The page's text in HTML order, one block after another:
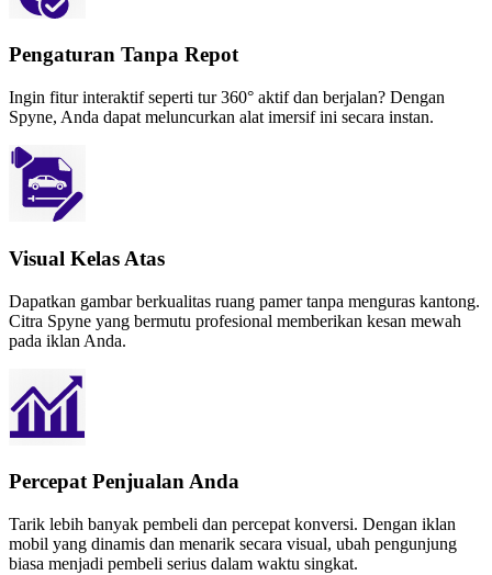
Pengaturan Tanpa Repot
Ingin fitur interaktif seperti tur 360° aktif dan berjalan? Dengan
Spyne, Anda dapat meluncurkan alat imersif ini secara instan.
Visual Kelas Atas
Dapatkan gambar berkualitas ruang pamer tanpa menguras kantong.
Citra Spyne yang bermutu profesional memberikan kesan mewah
pada iklan Anda.
Percepat Penjualan Anda
Tarik lebih banyak pembeli dan percepat konversi. Dengan iklan
mobil yang dinamis dan menarik secara visual, ubah pengunjung
biasa menjadi pembeli serius dalam waktu singkat.